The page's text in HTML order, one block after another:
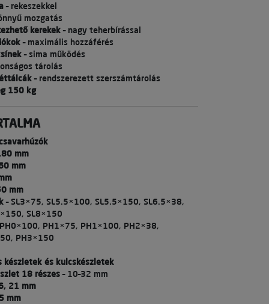
– rekeszekkel
mozgatás
kerekek – nagy teherbírással
– maximális hozzáférés
– sima működés
tárolás
– rendszerezett szerszámtárolás
150 kg
mm
mm
mm
– SL3×75, SL5.5×100, SL5.5×150, SL6.5×38,
SL8×150
PH0×100, PH1×75, PH1×100, PH2×38,
PH3×150
készletek és kulcskészletek
18 részes – 10–32 mm
21 mm
mm